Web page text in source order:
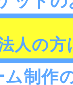
人の方
ム制作